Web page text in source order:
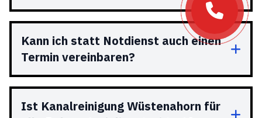
Kann ich statt Notdienst auch einen
Termin vereinbaren?
Ist Kanalreinigung Wüstenahorn für